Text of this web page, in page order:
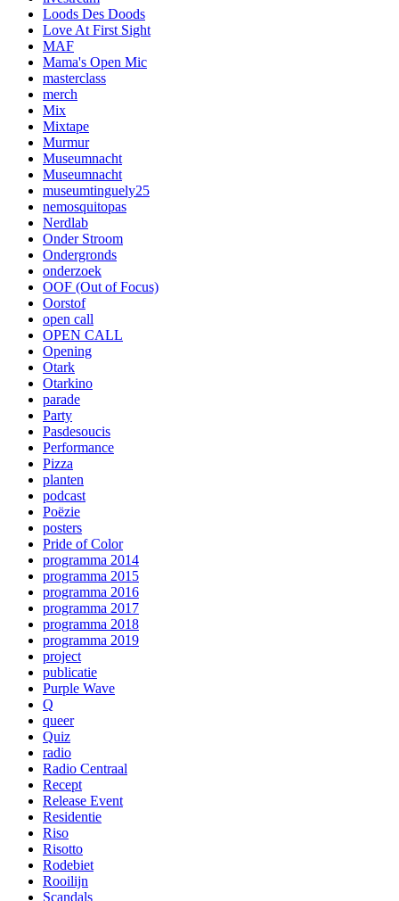
Loods Des Doods
Love At First Sight
MAF
Mama's Open Mic
masterclass
merch
Mix
Mixtape
Murmur
Museumnacht
Museumnacht
museumtinguely25
nemosquitopas
Nerdlab
Onder Stroom
Ondergronds
onderzoek
OOF (Out of Focus)
Oorstof
open call
OPEN CALL
Opening
Otark
Otarkino
parade
Party
Pasdesoucis
Performance
Pizza
planten
podcast
Poëzie
posters
Pride of Color
programma 2014
programma 2015
programma 2016
programma 2017
programma 2018
programma 2019
project
publicatie
Purple Wave
Q
queer
Quiz
radio
Radio Centraal
Recept
Release Event
Residentie
Riso
Risotto
Rodebiet
Rooilijn
Scandals